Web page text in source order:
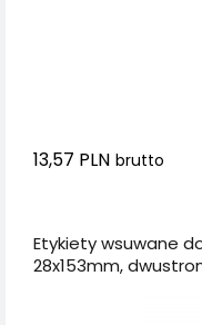
13,57 PLN brutto
Etykiety wsuwane
28x153mm,